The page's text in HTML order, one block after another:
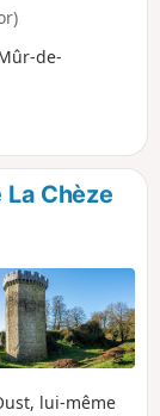
de-
Chèze
lui-même